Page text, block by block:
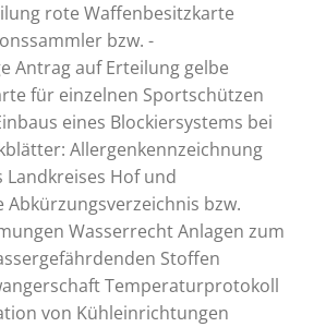
rote Waffenbesitzkarte
bzw. -
Antrag auf Erteilung gelbe
für einzelnen Sportschützen
eines Blockiersystems bei
Allergenkennzeichnung
Landkreises Hof und
Abkürzungsverzeichnis bzw.
Wasserrecht Anlagen zum
Stoffen
Temperaturprotokoll
von Kühleinrichtungen